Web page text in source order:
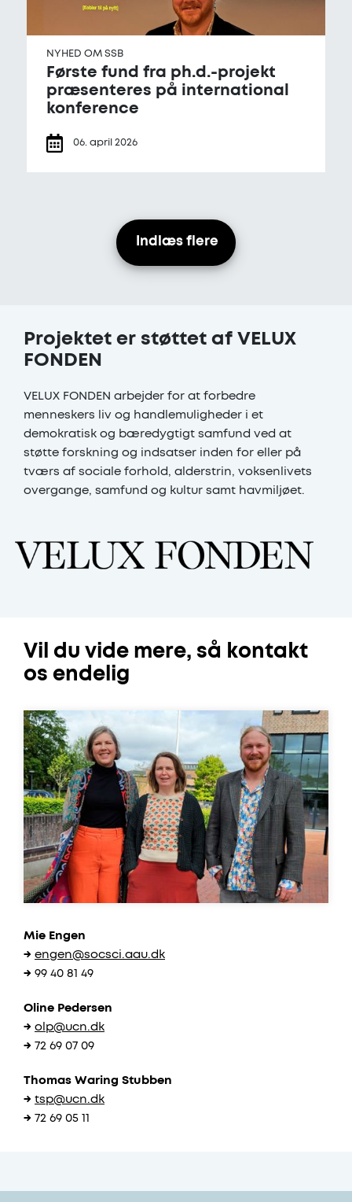
NYHED OM SSB
Første fund fra ph.d.-projekt
præsenteres på international
konference
06. april 2026
Indlæs flere
Projektet er støttet af VELUX
FONDEN
VELUX FONDEN arbejder for at forbedre
menneskers liv og handlemuligheder i et
demokratisk og bæredygtigt samfund ved at
støtte forskning og indsatser inden for eller på
tværs af sociale forhold, alderstrin, voksenlivets
overgange, samfund og kultur samt havmiljøet.
Vil du vide mere, så kontakt
os endelig
Mie Engen
→ engen@socsci.aau.dk
→ 99 40 81 49
Oline Pedersen
→ olp@ucn.dk
→ 72 69 07 09
Thomas Waring Stubben
→ tsp@ucn.dk
→ 72 69 05 11